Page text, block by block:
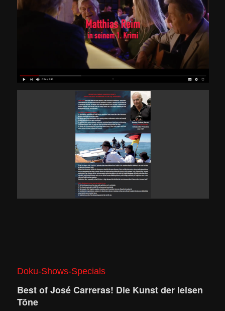
Doku-Shows-Specials
Best of José Carreras! Die Kunst der leisen
Töne